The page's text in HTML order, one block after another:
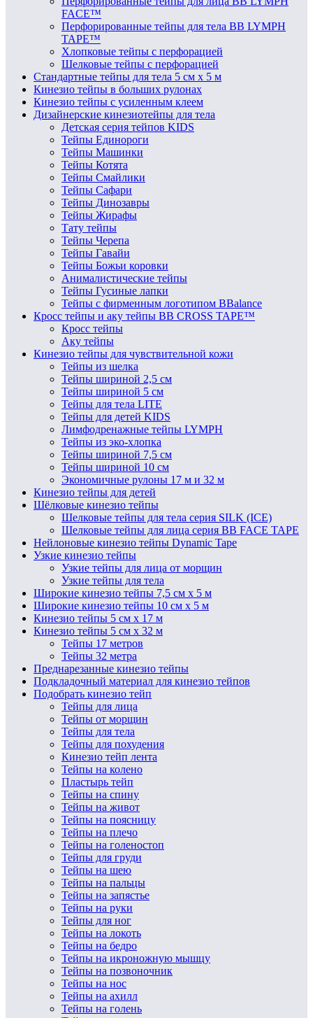
FACE™
Перфорированные тейпы для тела BB LYMPH
TAPE™
Хлопковые тейпы с перфорацией
Шелковые тейпы с перфорацией
Стандартные тейпы для тела 5 см x 5 м
Кинезио тейпы в больших рулонах
Кинезио тейпы с усиленным клеем
Дизайнерские кинезиотейпы для тела
Детская серия тейпов KIDS
Тейпы Единороги
Тейпы Машинки
Тейпы Котята
Тейпы Смайлики
Тейпы Сафари
Тейпы Динозавры
Тейпы Жирафы
Тату тейпы
Тейпы Черепа
Тейпы Гавайи
Тейпы Божьи коровки
Анималистические тейпы
Тейпы Гусиные лапки
Тейпы с фирменным логотипом BBalance
Кросс тейпы и аку тейпы BB CROSS TAPE™
Кросс тейпы
Аку тейпы
Кинезио тейпы для чувствительной кожи
Тейпы из шелка
Тейпы шириной 2,5 см
Тейпы шириной 5 см
Тейпы для тела LITE
Тейпы для детей KIDS
Лимфодренажные тейпы LYMPH
Тейпы из эко-хлопка
Тейпы шириной 7,5 см
Тейпы шириной 10 см
Экономичные рулоны 17 м и 32 м
Кинезио тейпы для детей
Шёлковые кинезио тейпы
Шелковые тейпы для тела серия SILK (ICE)
Шелковые тейпы для лица серия BB FACE TAPE
Нейлоновые кинезио тейпы Dynamic Tape
Узкие кинезио тейпы
Узкие тейпы для лица от морщин
Узкие тейпы для тела
Широкие кинезио тейпы 7,5 см x 5 м
Широкие кинезио тейпы 10 см х 5 м
Кинезио тейпы 5 см x 17 м
Кинезио тейпы 5 см х 32 м
Тейпы 17 метров
Тейпы 32 метра
Преднарезанные кинезио тейпы
Подкладочный материал для кинезио тейпов
Подобрать кинезио тейп
Тейпы для лица
Тейпы от морщин
Тейпы для тела
Тейпы для похудения
Кинезио тейп лента
Тейпы на колено
Пластырь тейп
Тейпы на спину
Тейпы на живот
Тейпы на поясницу
Тейпы на плечо
Тейпы на голеностоп
Тейпы для груди
Тейпы на шею
Тейпы на пальцы
Тейпы на запястье
Тейпы на руки
Тейпы для ног
Тейпы на локоть
Тейпы на бедро
Тейпы на икроножную мышцу
Тейпы на позвоночник
Тейпы на нос
Тейпы на ахилл
Тейпы на голень